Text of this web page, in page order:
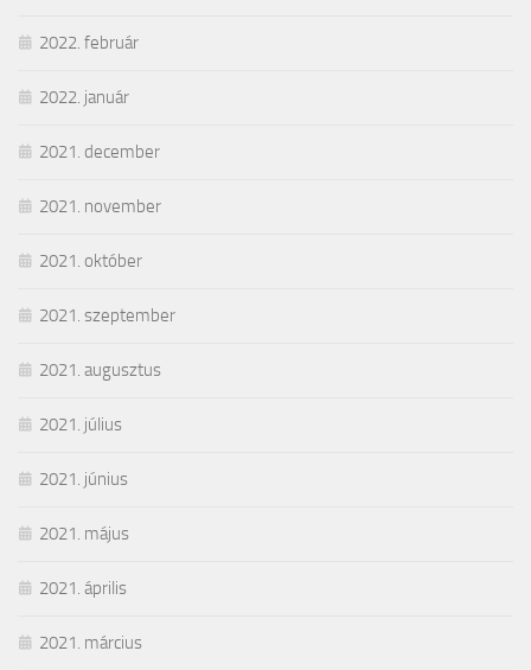
2022. február
2022. január
2021. december
2021. november
2021. október
2021. szeptember
2021. augusztus
2021. július
2021. június
2021. május
2021. április
2021. március